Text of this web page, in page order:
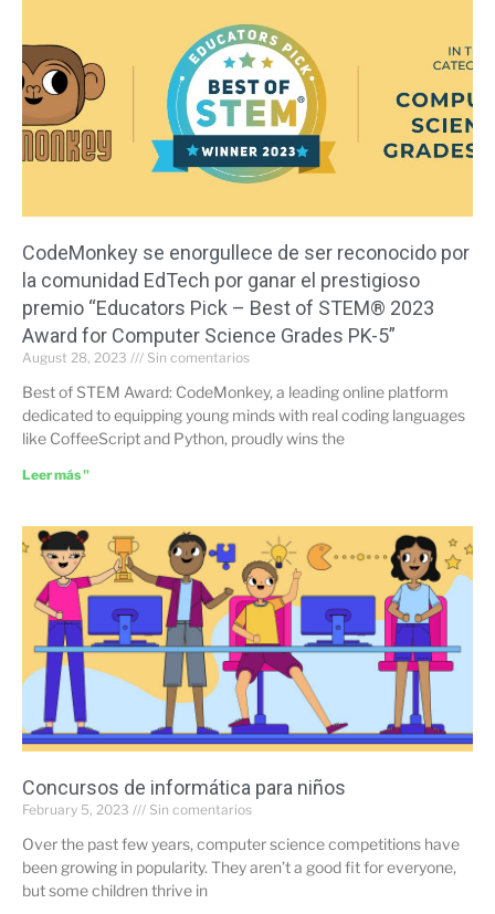
CodeMonkey se enorgullece de ser reconocido por
la comunidad EdTech por ganar el prestigioso
premio “Educators Pick – Best of STEM® 2023
Award for Computer Science Grades PK-5”
August 28, 2023 Sin comentarios
Best of STEM Award: CodeMonkey, a leading online platform
dedicated to equipping young minds with real coding languages
like CoffeeScript and Python, proudly wins the
Leer más "
Concursos de informática para niños
February 5, 2023 Sin comentarios
Over the past few years, computer science competitions have
been growing in popularity. They aren’t a good fit for everyone,
but some children thrive in